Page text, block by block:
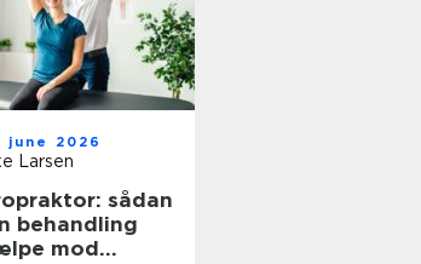
june 2026
Larsen
sådan
behandling
mod